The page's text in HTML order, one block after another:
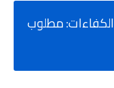
الكفاءات: مطلوب